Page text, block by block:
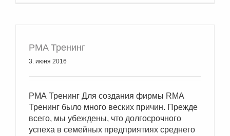
РМА Тренинг
3. июня 2016
РМА Тренинг Для создания фирмы RMA
Тренинг было много веских причин. Прежде
всего, мы убеждены, что долгосрочного
успеха в семейных предприятиях среднего